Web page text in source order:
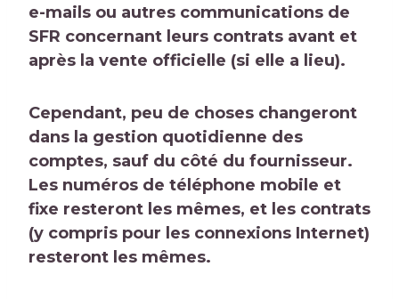
e-mails ou autres communications de
SFR concernant leurs contrats avant et
après la vente officielle (si elle a lieu).
Cependant, peu de choses changeront
dans la gestion quotidienne des
comptes, sauf du côté du fournisseur.
Les numéros de téléphone mobile et
fixe resteront les mêmes, et les contrats
(y compris pour les connexions Internet)
resteront les mêmes.